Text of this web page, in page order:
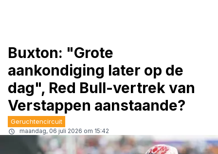
Buxton: "Grote
aankondiging later op de
dag", Red Bull-vertrek van
Verstappen aanstaande?
Geruchtencircuit
maandag, 06 juli 2026 om 15:42